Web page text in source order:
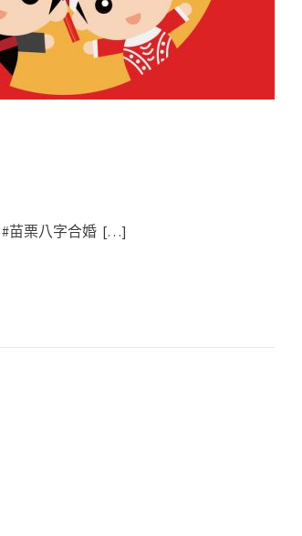
#苗栗八字合婚 […]